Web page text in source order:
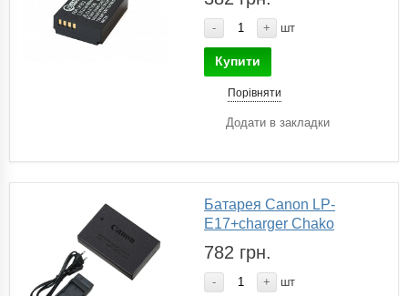
- + шт
Купити
Порівняти
Додати в закладки
Батарея Canon LP-
E17+charger Chako
782 грн.
- + шт